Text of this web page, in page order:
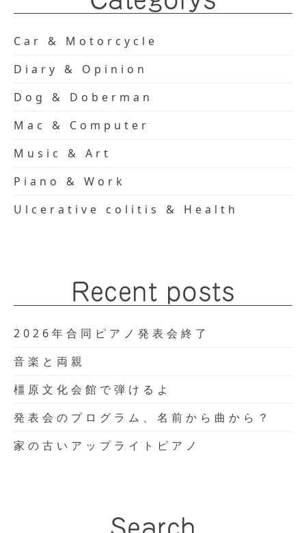
Car & Motorcycle
Diary & Opinion
Dog & Doberman
Mac & Computer
Music & Art
Piano & Work
Ulcerative colitis & Health
Recent posts
2026年合同ピアノ発表会終了
音楽と両親
橿原文化会館で弾けるよ
発表会のプログラム、名前から曲から？
家の古いアップライトピアノ
Search